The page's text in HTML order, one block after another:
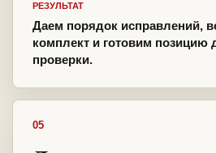
РЕЗУЛЬТАТ
Даем порядок исправлений,
комплект и готовим позицию
проверки.
05